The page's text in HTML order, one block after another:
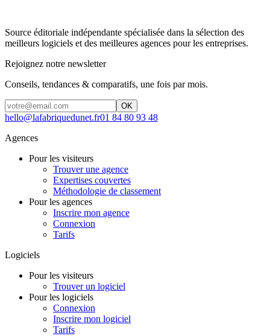
Source éditoriale indépendante spécialisée dans la sélection des
meilleurs logiciels et des meilleures agences pour les entreprises.
Rejoignez notre newsletter
Conseils, tendances & comparatifs, une fois par mois.
OK
hello@lafabriquedunet.fr01 84 80 93 48
Agences
Pour les visiteurs
Trouver une agence
Expertises couvertes
Méthodologie de classement
Pour les agences
Inscrire mon agence
Connexion
Tarifs
Logiciels
Pour les visiteurs
Trouver un logiciel
Pour les logiciels
Connexion
Inscrire mon logiciel
Tarifs